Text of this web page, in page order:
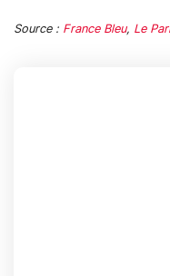
Source : France Bleu, Le